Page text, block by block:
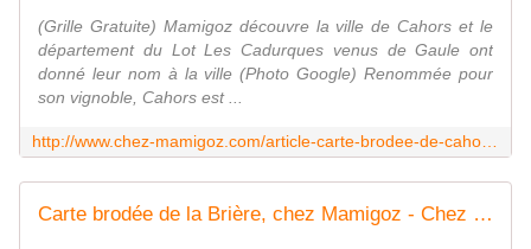
(Grille Gratuite) Mamigoz découvre la ville de Cahors et le
département du Lot Les Cadurques venus de Gaule ont
donné leur nom à la ville (Photo Google) Renommée pour
son vignoble, Cahors est ...
Carte brodée de la Brière, chez Mamigoz - Chez Mamigoz